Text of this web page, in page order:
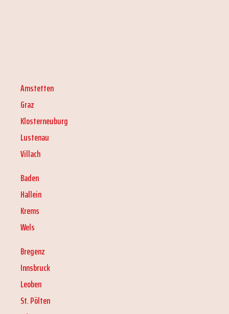
Amstetten
Graz
Klosterneuburg
Lustenau
Villach
Baden
Hallein
Krems
Wels
Bregenz
Innsbruck
Leoben
St. Pölten